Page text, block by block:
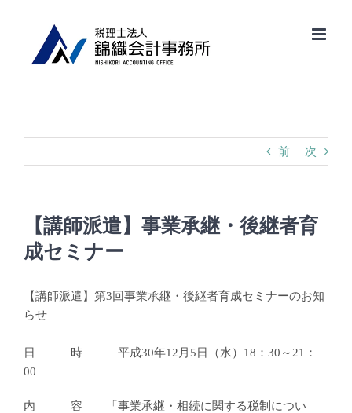
前 次
【講師派遣】事業承継・後継者育
成セミナー
【講師派遣】第3回事業承継・後継者育成セミナーのお知
らせ
日 時 平成30年12月5日（水）18：30～21：
00
内 容 「事業承継・相続に関する税制につい